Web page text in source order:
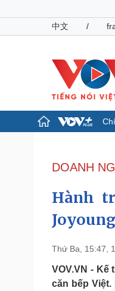
中文
/
Đảng
Tổ chức nhân
Nhận diện sự
Pháp luật
Tin nóng
Tư vấn luật
DOANH
Hành
Thứ Ba, 15:47,
VOV.VN -
căn bếp